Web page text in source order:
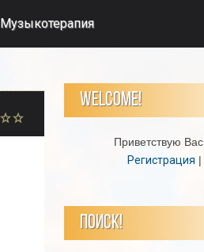
Музыкотерапия
WELCOME!
Приветствую Вас,
Регистрация |
ПОИСК!